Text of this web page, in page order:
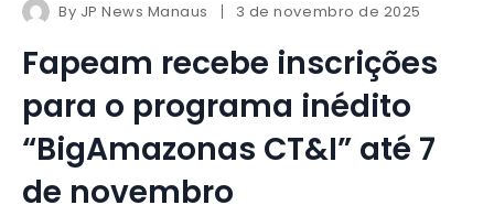
By JP News Manaus 3 de novembro de 2025
Fapeam recebe inscrições
para o programa inédito
“BigAmazonas CT&I” até 7
de novembro